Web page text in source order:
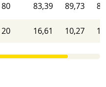
80 83,39 89,73
20 16,61 10,27